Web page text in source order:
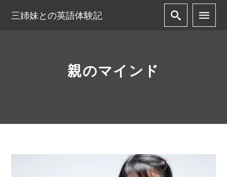
三姉妹との英語体験記
親のマインド